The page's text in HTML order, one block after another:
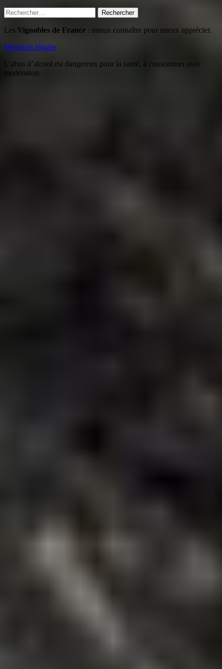
Rechercher :
Les Vignobles de France : mieux connaître pour mieux apprécier.
Mentions légales
L’abus d’alcool est dangereux pour la santé, à consommer avec
modération